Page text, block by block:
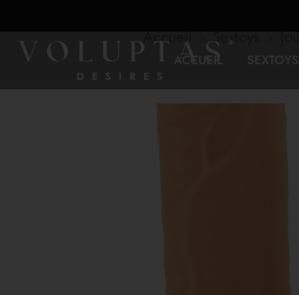
ACCUEIL SEXTOYS
Accueil Sextoys